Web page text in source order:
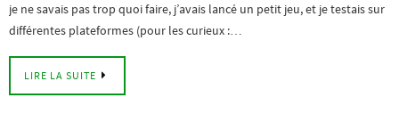
je ne savais pas trop quoi faire, j’avais lancé un petit jeu, et je testais sur
différentes plateformes (pour les curieux :…
LIRE LA SUITE